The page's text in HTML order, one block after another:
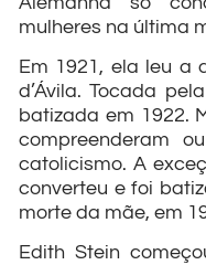
mulheres na última
Em 1921, ela leu a
d’Ávila. Tocada
batizada em 1922.
compreenderam
catolicismo. A
converteu e foi
morte da mãe, em
Edith Stein